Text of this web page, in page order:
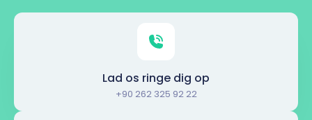
Lad os ringe dig op
+90 262 325 92 22